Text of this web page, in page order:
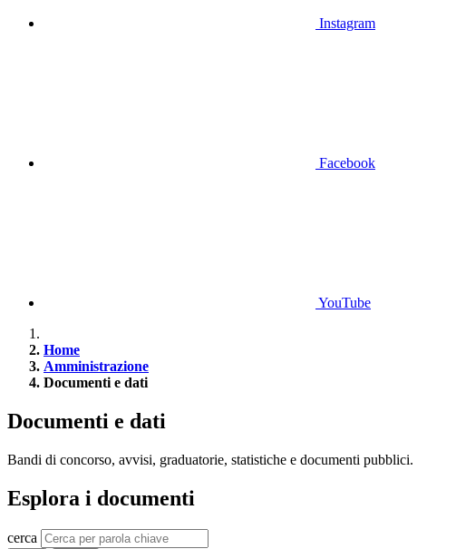
Instagram
Facebook
YouTube
Home
Amministrazione
Documenti e dati
Documenti e dati
Bandi di concorso, avvisi, graduatorie, statistiche e documenti pubblici.
Esplora i documenti
cerca